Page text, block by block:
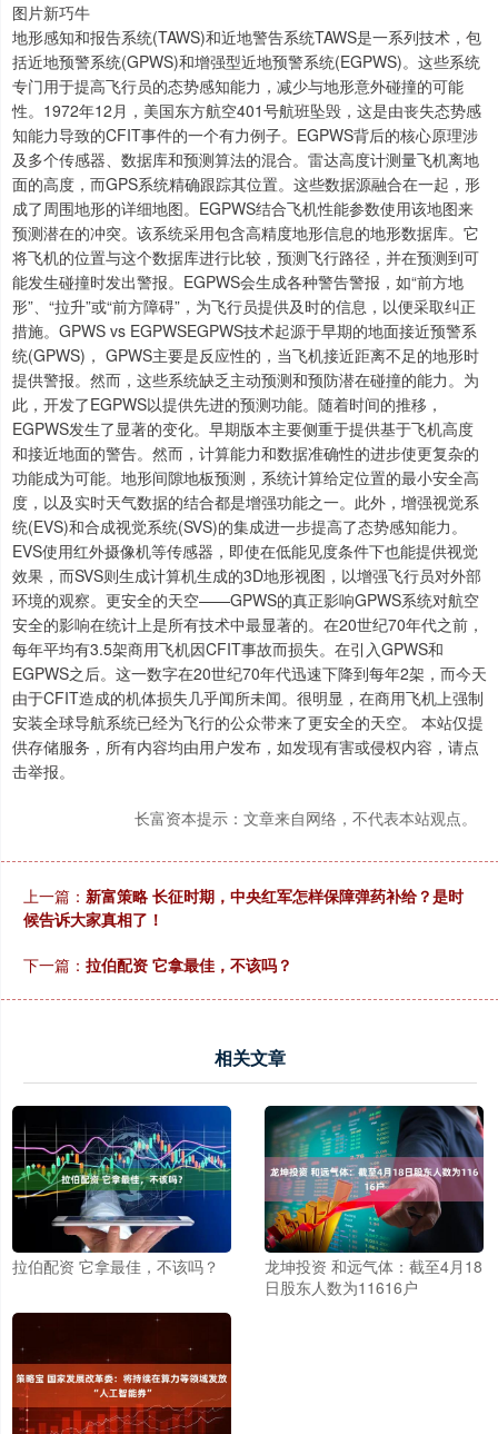
图片新巧牛
地形感知和报告系统(TAWS)和近地警告系统TAWS是一系列技术，包
括近地预警系统(GPWS)和增强型近地预警系统(EGPWS)。这些系统
专门用于提高飞行员的态势感知能力，减少与地形意外碰撞的可能
性。1972年12月，美国东方航空401号航班坠毁，这是由丧失态势感
知能力导致的CFIT事件的一个有力例子。EGPWS背后的核心原理涉
及多个传感器、数据库和预测算法的混合。雷达高度计测量飞机离地
面的高度，而GPS系统精确跟踪其位置。这些数据源融合在一起，形
成了周围地形的详细地图。EGPWS结合飞机性能参数使用该地图来
预测潜在的冲突。该系统采用包含高精度地形信息的地形数据库。它
将飞机的位置与这个数据库进行比较，预测飞行路径，并在预测到可
能发生碰撞时发出警报。EGPWS会生成各种警告警报，如“前方地
形”、“拉升”或“前方障碍”，为飞行员提供及时的信息，以便采取纠正
措施。GPWS vs EGPWSEGPWS技术起源于早期的地面接近预警系
统(GPWS)， GPWS主要是反应性的，当飞机接近距离不足的地形时
提供警报。然而，这些系统缺乏主动预测和预防潜在碰撞的能力。为
此，开发了EGPWS以提供先进的预测功能。随着时间的推移，
EGPWS发生了显著的变化。早期版本主要侧重于提供基于飞机高度
和接近地面的警告。然而，计算能力和数据准确性的进步使更复杂的
功能成为可能。地形间隙地板预测，系统计算给定位置的最小安全高
度，以及实时天气数据的结合都是增强功能之一。此外，增强视觉系
统(EVS)和合成视觉系统(SVS)的集成进一步提高了态势感知能力。
EVS使用红外摄像机等传感器，即使在低能见度条件下也能提供视觉
效果，而SVS则生成计算机生成的3D地形视图，以增强飞行员对外部
环境的观察。更安全的天空——GPWS的真正影响GPWS系统对航空
安全的影响在统计上是所有技术中最显著的。在20世纪70年代之前，
每年平均有3.5架商用飞机因CFIT事故而损失。在引入GPWS和
EGPWS之后。这一数字在20世纪70年代迅速下降到每年2架，而今天
由于CFIT造成的机体损失几乎闻所未闻。很明显，在商用飞机上强制
安装全球导航系统已经为飞行的公众带来了更安全的天空。 本站仅提
供存储服务，所有内容均由用户发布，如发现有害或侵权内容，请点
击举报。
长富资本提示：文章来自网络，不代表本站观点。
上一篇： 新富策略 长征时期，中央红军怎样保障弹药补给？是时
候告诉大家真相了！
下一篇： 拉伯配资 它拿最佳，不该吗？
相关文章
拉伯配资 它拿最佳，不该吗？
龙坤投资 和远气体：截至4月18
日股东人数为11616户